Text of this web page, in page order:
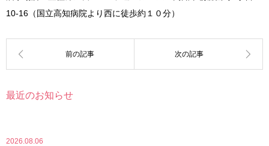
10-16（国立高知病院より西に徒歩約１０分）
最近のお知らせ
2026.08.06